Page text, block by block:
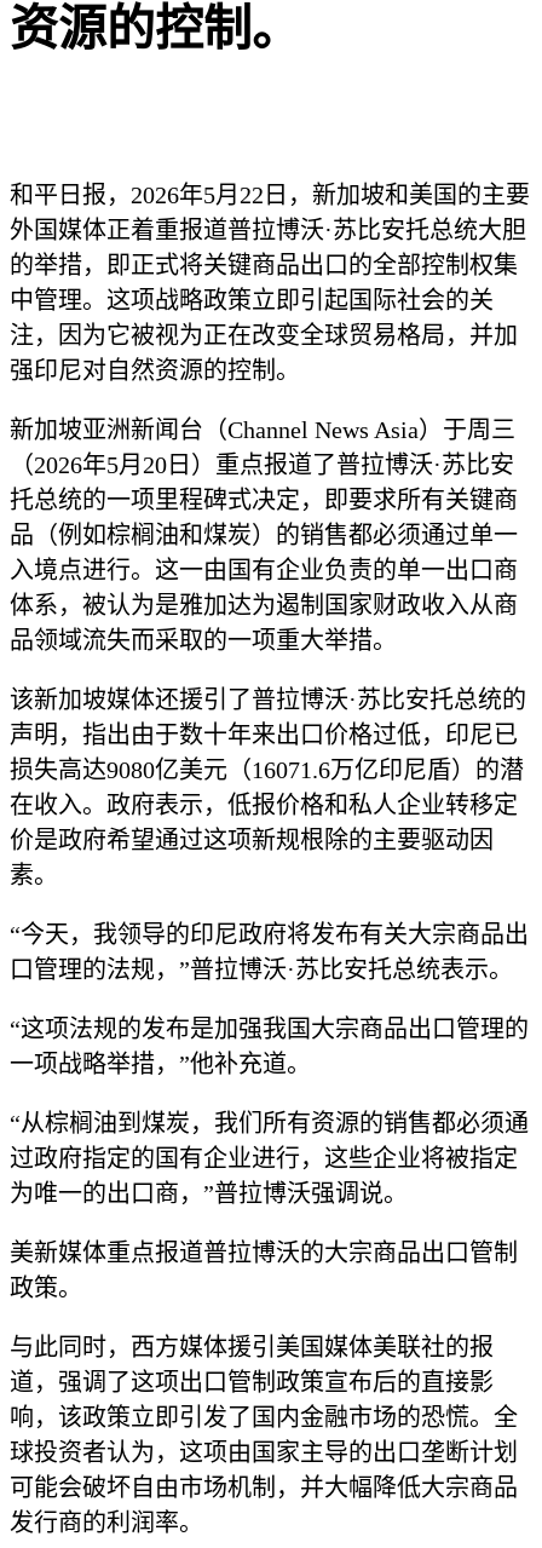
资源的控制。
和平日报，2026年5月22日，新加坡和美国的主要
外国媒体正着重报道普拉博沃·苏比安托总统大胆
的举措，即正式将关键商品出口的全部控制权集
中管理。这项战略政策立即引起国际社会的关
注，因为它被视为正在改变全球贸易格局，并加
强印尼对自然资源的控制。
新加坡亚洲新闻台（Channel News Asia）于周三
（2026年5月20日）重点报道了普拉博沃·苏比安
托总统的一项里程碑式决定，即要求所有关键商
品（例如棕榈油和煤炭）的销售都必须通过单一
入境点进行。这一由国有企业负责的单一出口商
体系，被认为是雅加达为遏制国家财政收入从商
品领域流失而采取的一项重大举措。
该新加坡媒体还援引了普拉博沃·苏比安托总统的
声明，指出由于数十年来出口价格过低，印尼已
损失高达9080亿美元（16071.6万亿印尼盾）的潜
在收入。政府表示，低报价格和私人企业转移定
价是政府希望通过这项新规根除的主要驱动因
素。
“今天，我领导的印尼政府将发布有关大宗商品出
口管理的法规，”普拉博沃·苏比安托总统表示。
“这项法规的发布是加强我国大宗商品出口管理的
一项战略举措，”他补充道。
“从棕榈油到煤炭，我们所有资源的销售都必须通
过政府指定的国有企业进行，这些企业将被指定
为唯一的出口商，”普拉博沃强调说。
美新媒体重点报道普拉博沃的大宗商品出口管制
政策。
与此同时，西方媒体援引美国媒体美联社的报
道，强调了这项出口管制政策宣布后的直接影
响，该政策立即引发了国内金融市场的恐慌。全
球投资者认为，这项由国家主导的出口垄断计划
可能会破坏自由市场机制，并大幅降低大宗商品
发行商的利润率。